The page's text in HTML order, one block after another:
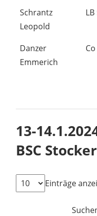
Schrantz
Leopold
Danzer
Emmerich
13-
BSC
Einträge